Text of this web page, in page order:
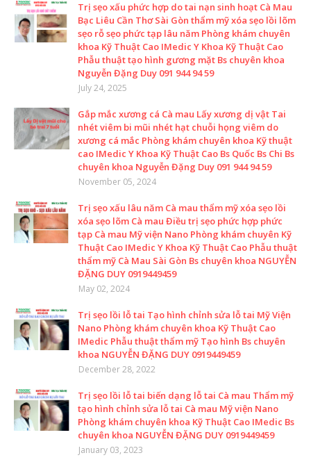
Trị sẹo xấu phức hợp do tai nạn sinh hoạt Cà Mau
Bạc Liêu Cần Thơ Sài Gòn thẩm mỹ xóa sẹo lồi lõm
sẹo rỗ sẹo phức tạp lâu năm Phòng khám chuyên
khoa Kỹ Thuật Cao IMedic Y Khoa Kỹ Thuật Cao
Phẫu thuật tạo hình gương mặt Bs chuyên khoa
Nguyễn Đặng Duy 091 944 94 59
July 24, 2025
Gắp mắc xương cá Cà mau Lấy xương dị vật Tai
nhét viêm bi mũi nhét hạt chuỗi họng viêm do
xương cá mắc Phòng khám chuyên khoa Kỹ thuật
cao IMedic Y Khoa Kỹ Thuật Cao Bs Quốc Bs Chi Bs
chuyên khoa Nguyễn Đặng Duy 091 944 94 59
November 05, 2024
Trị sẹo xấu lâu năm Cà mau thẩm mỹ xóa sẹo lồi
xóa sẹo lõm Cà mau Điều trị sẹo phức hợp phức
tạp Cà mau Mỹ viện Nano Phòng khám chuyên Kỹ
Thuật Cao IMedic Y Khoa Kỹ Thuật Cao Phẫu thuật
thẩm mỹ Cà Mau Sài Gòn Bs chuyên khoa NGUYỄN
ĐẶNG DUY 0919449459
May 02, 2024
Trị sẹo lồi lỗ tai Tạo hình chỉnh sửa lỗ tai Mỹ Viện
Nano Phòng khám chuyên khoa Kỹ Thuật Cao
IMedic Phẫu thuật thẩm mỹ Tạo hình Bs chuyên
khoa NGUYỄN ĐẶNG DUY 0919449459
December 28, 2022
Trị sẹo lồi lỗ tai biến dạng lỗ tai Cà mau Thẩm mỹ
tạo hình chỉnh sửa lỗ tai Cà mau Mỹ viện Nano
Phòng khám chuyên khoa Kỹ Thuật Cao IMedic Bs
chuyên khoa NGUYỄN ĐẶNG DUY 0919449459
January 03, 2023